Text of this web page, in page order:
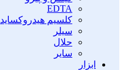
EDTA
کلسیم هیدروکساید
سیلر
حلال
سایر
ابزار